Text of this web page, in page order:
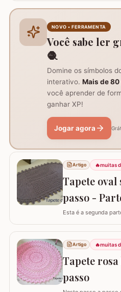
multicolor para
como trilho de mesa
NOVO • FERRAMENTA
Você sabe ler
🧶
Domine os símbolos
interativo. Mais de
você aprender de
ganhar XP!
Jogar agora
Artigo 🔥muitas
Tapete oval
passo -
Esta é a segunda
simples - Parte 1 A
tapete completo.
videoaulas, sujeito a
nº 9.610. Você pode
Artigo 🔥muitas
Tapete rosa
passo